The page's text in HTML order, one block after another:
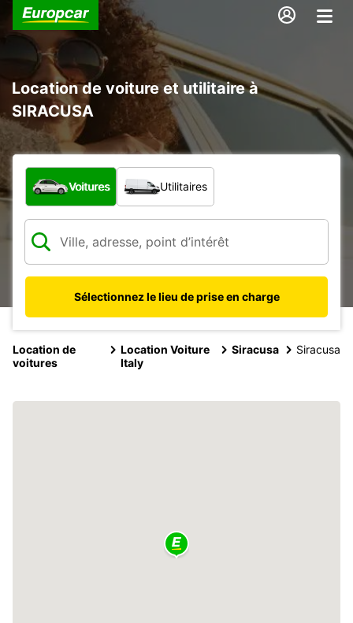
Location de voiture et utilitaire à
SIRACUSA
Quel type de véhicule ?
Voitures Utilitaires
Sélectionnez le lieu de prise en charge
Location de
voitures
Location Voiture
Italy
Siracusa Siracusa